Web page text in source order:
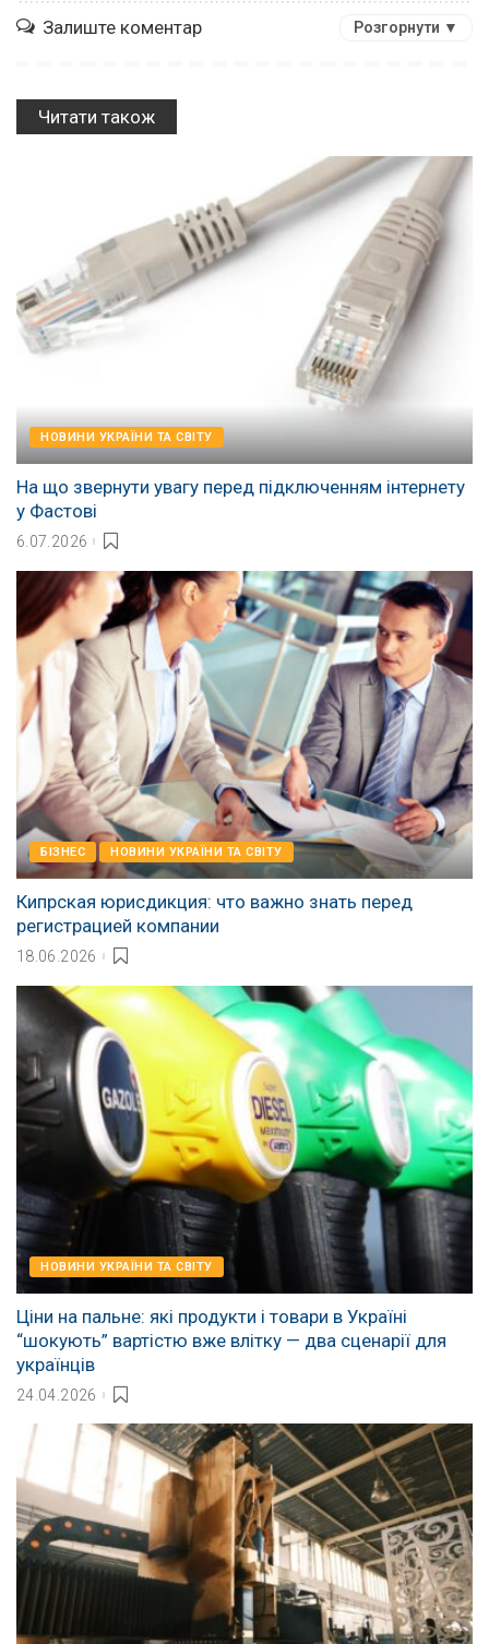
Залиште коментар Розгорнути ▼
Читати також
НОВИНИ УКРАЇНИ ТА СВІТУ
На що звернути увагу перед підключенням інтернету
у Фастові
6.07.2026
БІЗНЕС НОВИНИ УКРАЇНИ ТА СВІТУ
Кипрская юрисдикция: что важно знать перед
регистрацией компании
18.06.2026
НОВИНИ УКРАЇНИ ТА СВІТУ
Ціни на пальне: які продукти і товари в Україні
“шокують” вартістю вже влітку — два сценарії для
українців
24.04.2026